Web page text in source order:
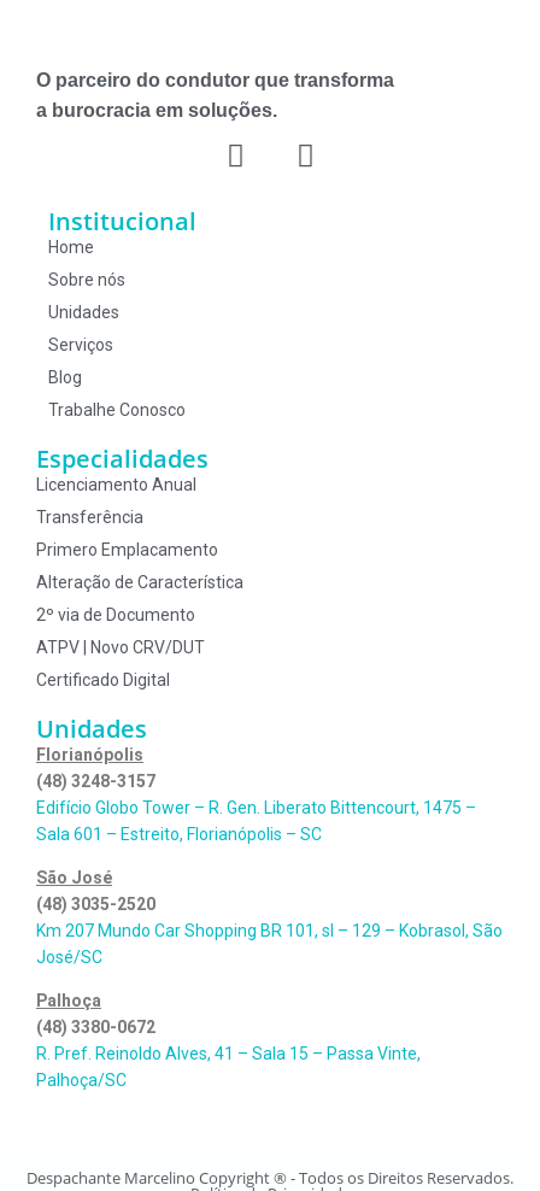
O parceiro do condutor que transforma
a burocracia em soluções.
Institucional
Home
Sobre nós
Unidades
Serviços
Blog
Trabalhe Conosco
Especialidades
Licenciamento Anual
Transferência
Primero Emplacamento
Alteração de Característica
2º via de Documento
ATPV | Novo CRV/DUT
Certificado Digital
Unidades
Florianópolis
(48) 3248-3157
Edifício Globo Tower – R. Gen. Liberato Bittencourt, 1475 –
Sala 601 – Estreito, Florianópolis – SC
São José
(48) 3035-2520
Km 207 Mundo Car Shopping BR 101, sl – 129 – Kobrasol, São
José/SC
Palhoça
(48) 3380-0672
R. Pref. Reinoldo Alves, 41 – Sala 15 – Passa Vinte,
Palhoça/SC
Despachante Marcelino Copyright ® - Todos os Direitos Reservados.